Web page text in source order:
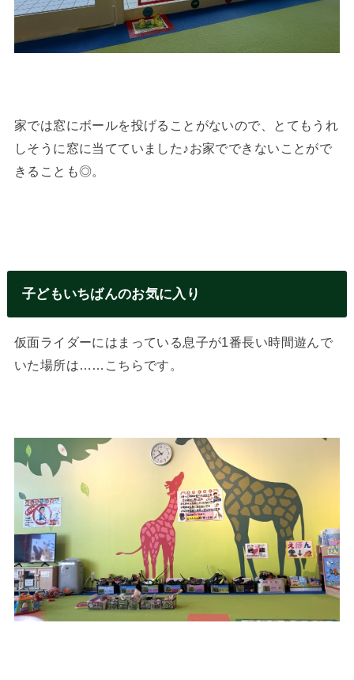
家では窓にボールを投げることがないので、とてもうれ
しそうに窓に当てていました♪お家でできないことがで
きることも◎。
子どもいちばんのお気に入り
仮面ライダーにはまっている息子が1番長い時間遊んで
いた場所は……こちらです。